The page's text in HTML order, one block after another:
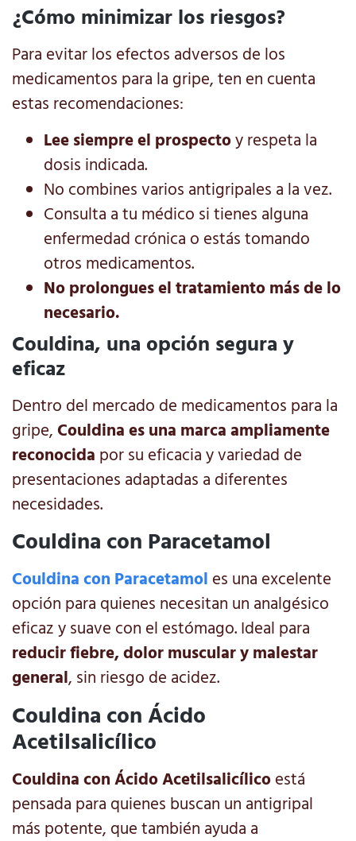
¿Cómo minimizar los riesgos?
Para evitar los efectos adversos de los
medicamentos para la gripe, ten en cuenta
estas recomendaciones:
Lee siempre el prospectoy respeta la
dosis indicada.
No combines varios antigripales a la vez.
Consulta a tu médico si tienes alguna
enfermedad crónica o estás tomando
otros medicamentos.
No prolongues el tratamiento más de lo
necesario.
Couldina, una opción segura y
eficaz
Dentro del mercado de medicamentos para la
gripe,Couldina es una marca ampliamente
reconocida por su eficacia y variedad de
presentaciones adaptadas a diferentes
necesidades.
Couldina con Paracetamol
Couldina con Paracetamol es una excelente
opción para quienes necesitan un analgésico
eficaz y suave con el estómago. Ideal para
reducir fiebre, dolor muscular y malestar
general, sin riesgo de acidez.
Couldina con Ácido
Acetilsalicílico
Couldina con Ácido Acetilsalicílicoestá
pensada para quienes buscan un antigripal
más potente, que también ayuda a